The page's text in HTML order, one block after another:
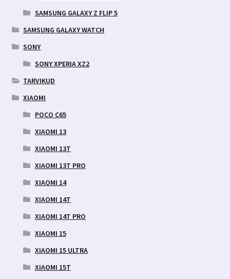
SAMSUNG GALAXY Z FLIP 5
SAMSUNG GALAXY WATCH
SONY
SONY XPERIA XZ2
TARVIKUD
XIAOMI
POCO C65
XIAOMI 13
XIAOMI 13T
XIAOMI 13T PRO
XIAOMI 14
XIAOMI 14T
XIAOMI 14T PRO
XIAOMI 15
XIAOMI 15 ULTRA
XIAOMI 15T